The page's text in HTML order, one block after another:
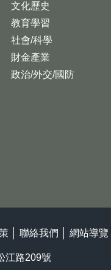
文化歷史
教育學習
社會/科學
財金產業
政治/外交/國防
聯絡我們 網站導覽
江路209號